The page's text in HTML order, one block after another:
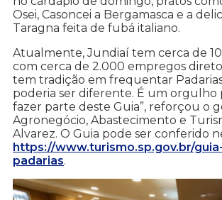
Osei, Casoncei a Bergamasca e a
Taragna feita de fubá italiano.
Atualmente, Jundiaí tem cerca de
com cerca de 2.000 empregos
tem tradição em frequentar
poderia ser diferente. É um orgulho
fazer parte deste Guia”, reforçou o
Agronegócio, Abastecimento e
Alvarez. O Guia pode ser conferido
https://www.turismo.sp.gov.br/
padarias.